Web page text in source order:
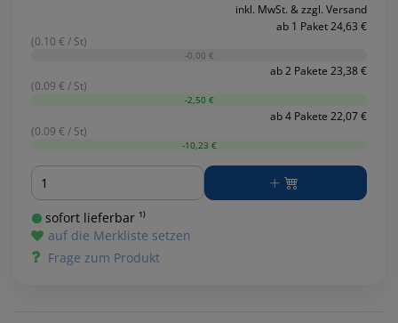
inkl. MwSt. & zzgl. Versand
ab 1 Paket 24,63 €
(0.10 € / St)
-0,00 €
ab 2 Pakete 23,38 €
(0.09 € / St)
-2,50 €
ab 4 Pakete 22,07 €
(0.09 € / St)
-10,23 €
Menge
sofort lieferbar ¹⁾
auf die Merkliste setzen
Frage zum Produkt